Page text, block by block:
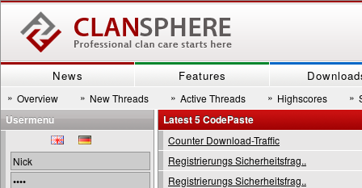
News Features
» Overview » New Threads » Active Threads » Highscores »
Latest 5 CodePaste
Counter Download-Traffic
Registrierungs Sicherheitsfrag..
Registrierungs Sicherheitsfrag..
Usermenu